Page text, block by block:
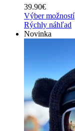
39.90€
Výber možností
Rýchly náhľad
Novinka